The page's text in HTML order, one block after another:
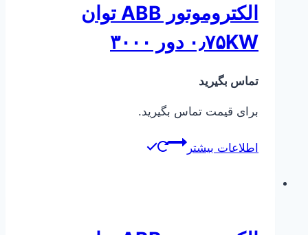
الکتروموتور ABB توان
۰٫۷۵KW دور ۳۰۰۰
تماس بگیرید
برای قیمت تماس بگیرید.
اطلاعات بیشتر